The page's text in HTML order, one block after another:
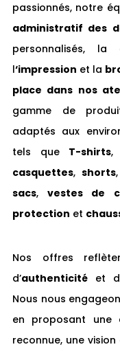
passionnés, notre
administratif des
personnalisés,
l‘impression et la
place dans nos
gamme de
adaptés aux
tels que T-shirts,
casquettes,shorts,
sacs,vestes de
protection et
Nos offres
d’authenticité et
Nous nous
en proposant une
reconnue, une